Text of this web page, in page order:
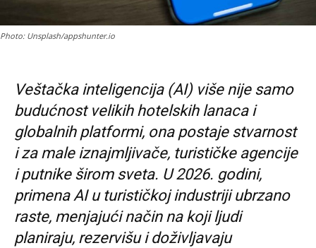
Photo: Unsplash/appshunter.io
Veštačka inteligencija (AI) više nije samo
budućnost velikih hotelskih lanaca i
globalnih platformi, ona postaje stvarnost
i za male iznajmljivače, turističke agencije
i putnike širom sveta. U 2026. godini,
primena AI u turističkoj industriji ubrzano
raste, menjajući način na koji ljudi
planiraju, rezervišu i doživljavaju